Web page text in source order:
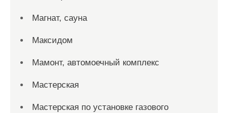
Магнат, сауна
Максидом
Мамонт, автомоечный комплекс
Мастерская
Мастерская по установке газового